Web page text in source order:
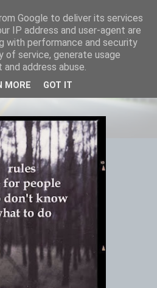
kteří nevědí co
Google to deliver its services
IP address and user-agent are
with performance and security
of service, generate usage
address abuse.
MORE GOT IT